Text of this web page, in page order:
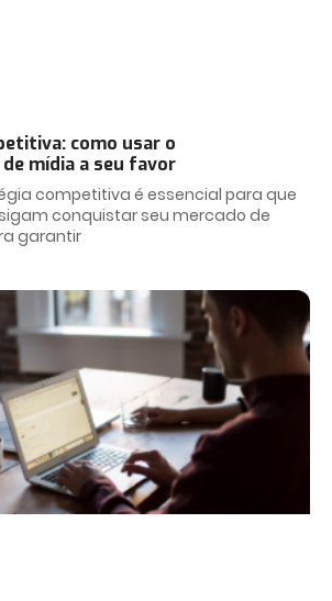
como usar o
mídia a seu favor
competitiva é essencial para que
conquistar seu mercado de
garantir